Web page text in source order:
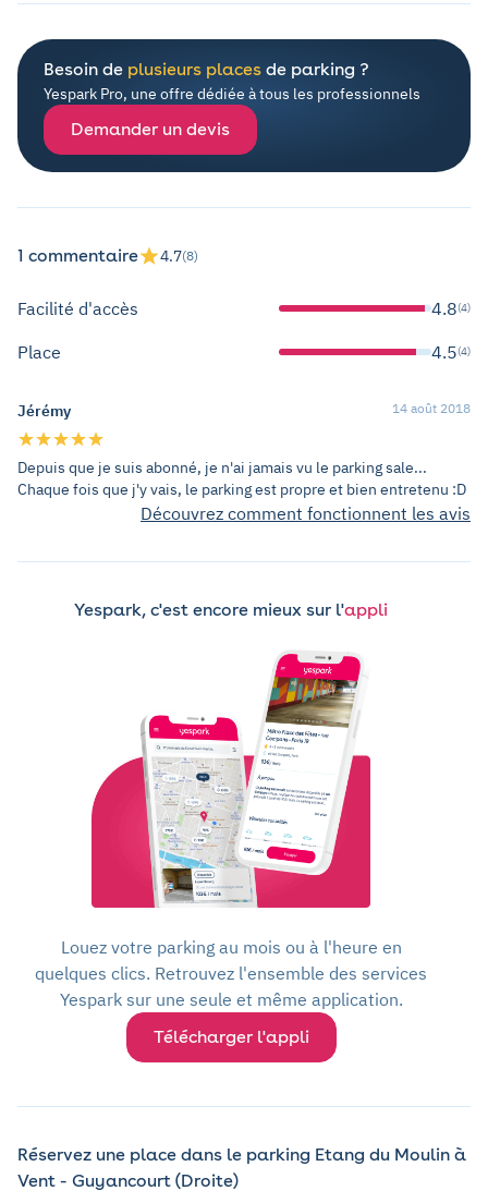
Besoin de plusieurs places de parking ?
Yespark Pro, une offre dédiée à tous les professionnels
Demander un devis
1 commentaire 4.7(8)
Facilité d'accès 4.8(4)
Place 4.5(4)
Jérémy 14 août 2018
Depuis que je suis abonné, je n'ai jamais vu le parking sale...
Chaque fois que j'y vais, le parking est propre et bien entretenu :D
Découvrez comment fonctionnent les avis
Yespark, c'est encore mieux sur l'appli
Louez votre parking au mois ou à l'heure en
quelques clics. Retrouvez l'ensemble des services
Yespark sur une seule et même application.
Télécharger l'appli
Réservez une place dans le parking Etang du Moulin à
Vent - Guyancourt (Droite)